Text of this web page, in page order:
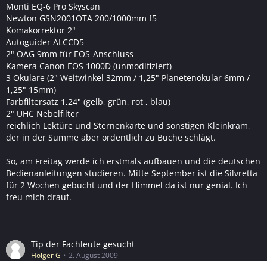
Monti EQ-6 Pro Skyscan
Newton GSN2001OTA 200/1000mm f5
Komakorrektor 2"
Autoguider ALCCD5
2" OAG 9mm für EOS-Anschluss
Kamera Canon EOS 1000D (unmodifiziert)
3 Okulare (2" Weitwinkel 32mm / 1,25" Planetenokular 6mm /
1,25" 15mm)
Farbfiltersatz 1,24" (gelb, grün, rot , blau)
2" UHC Nebelfilter
reichlich Lektüre und Sternenkarte und sonstigen Kleinkram,
der in der Summe aber ordentlich zu Buche schlägt.
So, am Freitag werde ich erstmals aufbauen und die deutschen
Bedienanleitungen studieren. Mitte September ist die Silvretta
für 2 Wochen gebucht und der Himmel da ist nur genial. Ich
freu mich drauf.
Tip der Fachleute gesucht
Holger G 2. August 2009